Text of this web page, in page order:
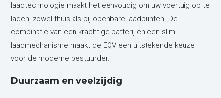
laadtechnologie maakt het eenvoudig om uw voertuig op te
laden, zowel thuis als bij openbare laadpunten. De
combinatie van een krachtige batterij en een slim
laadmechanisme maakt de EQV een uitstekende keuze
voor de moderne bestuurder.
Duurzaam en veelzijdig